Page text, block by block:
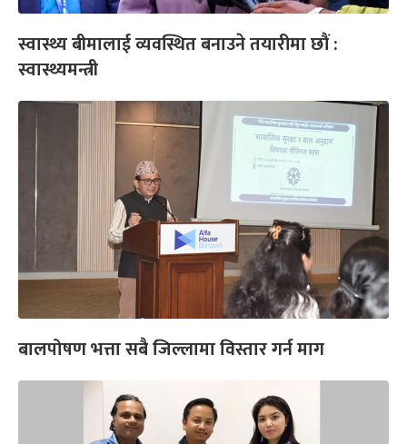
स्वास्थ्य बीमालाई व्यवस्थित बनाउने तयारीमा छौं :
स्वास्थ्यमन्त्री
बालपोषण भत्ता सबै जिल्लामा विस्तार गर्न माग